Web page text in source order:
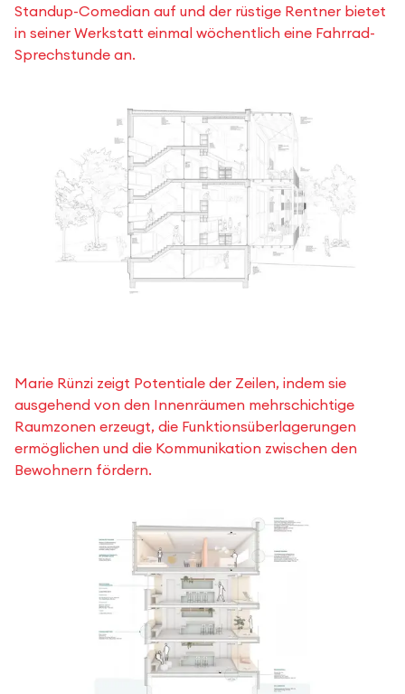
Standup-Comedian auf und der rüstige Rentner bietet
in seiner Werkstatt einmal wöchentlich eine Fahrrad-
Sprechstunde an.
Marie Rünzi zeigt Potentiale der Zeilen, indem sie
ausgehend von den Innenräumen mehrschichtige
Raumzonen erzeugt, die Funktionsüberlagerungen
ermöglichen und die Kommunikation zwischen den
Bewohnern fördern.